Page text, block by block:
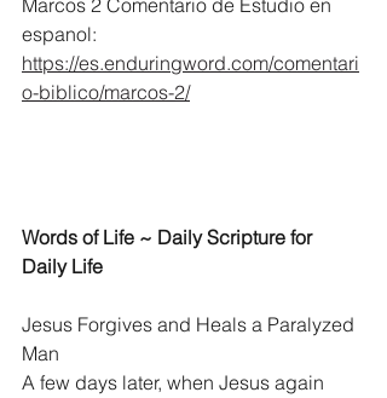
Marcos 2 Comentario de Estudio en
espanol:
https://es.enduringword.com/comentari
o-biblico/marcos-2/
Words of Life ~ Daily Scripture for
Daily Life
Jesus Forgives and Heals a Paralyzed
Man
A few days later, when Jesus again